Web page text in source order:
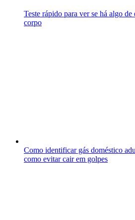
Teste rápido para ver se há algo de
corpo
Como identificar gás doméstico
como evitar cair em golpes